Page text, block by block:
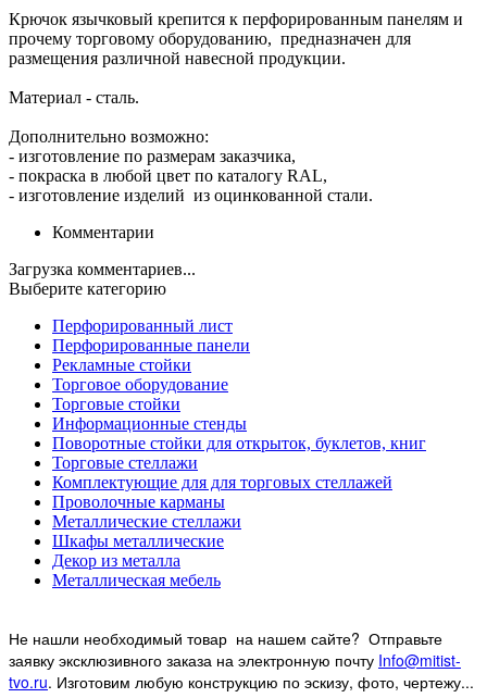
Крючок язычковый крепится к перфорированным панелям и
прочему торговому оборудованию, предназначен для
размещения различной навесной продукции.
Материал - сталь.
Дополнительно возможно:
- изготовление по размерам заказчика,
- покраска в любой цвет по каталогу RAL,
- изготовление изделий из оцинкованной стали.
Комментарии
Загрузка комментариев...
Выберите категорию
Перфорированный лист
Перфорированные панели
Рекламные стойки
Торговое оборудование
Торговые стойки
Информационные стенды
Поворотные стойки для открыток, буклетов, книг
Торговые стеллажи
Комплектующие для для торговых стеллажей
Проволочные карманы
Металлические стеллажи
Шкафы металлические
Декор из металла
Металлическая мебель
Не нашли необходимый товар на нашем сайте? Отправьте
заявку эксклюзивного заказа на электронную почту Info@mitist-
tvo.ru. Изготовим любую конструкцию по эскизу, фото, чертежу...